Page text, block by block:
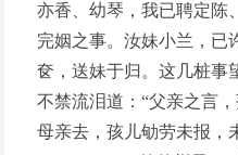
亦香、幼琴，我已聘定陈
完姻之事。汝妹小兰，已
奁，送妹于归。这几桩事
不禁流泪道：“父亲之言
母亲去，孩儿劬劳未报，